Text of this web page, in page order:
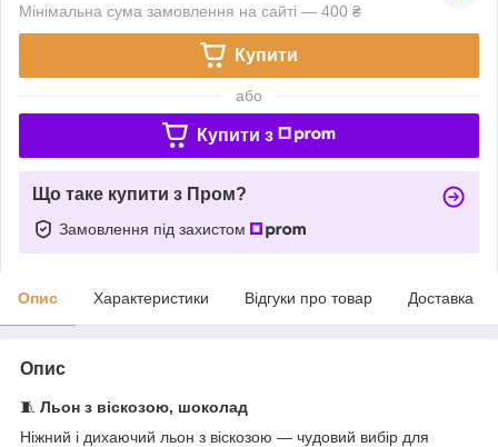
Мінімальна сума замовлення на сайті — 400 ₴
Купити
або
Купити з
Що таке купити з Пром?
Замовлення під захистом
Опис Характеристики Відгуки про товар Доставка
Опис
🧵 Льон з віскозою, шоколад
Ніжний і дихаючий льон з віскозою — чудовий вибір для